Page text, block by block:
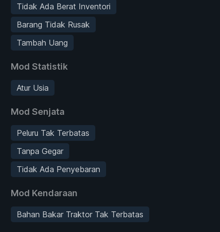
Tidak Ada Berat Inventori
Barang Tidak Rusak
Tambah Uang
Mod Statistik
Atur Usia
Mod Senjata
Peluru Tak Terbatas
Tanpa Gegar
Tidak Ada Penyebaran
Mod Kendaraan
Bahan Bakar Traktor Tak Terbatas